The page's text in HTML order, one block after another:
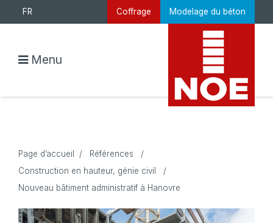
FR Coffrage Modelage du béton
Menu
Page d’accueil / Références
/
Construction en hauteur, génie civil
/
Nouveau bâtiment administratif à Hanovre